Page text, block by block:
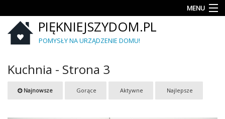
MENU
Aranżacje
wnętrz
Łazienka
PIĘKNIEJSZYDOM.PL
POMYSŁY NA URZĄDZENIE DOMU!
Kuchnia - Strona 3
Najnowsze Gorące Aktywne Najlepsze